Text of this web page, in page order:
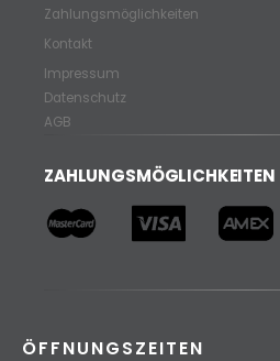
Zahlungsmöglichkeiten
Kontakt
Impressum
Datenschutz
AGB
ZAHLUNGSMÖGLICHKEITEN
ÖFFNUNGSZEITEN